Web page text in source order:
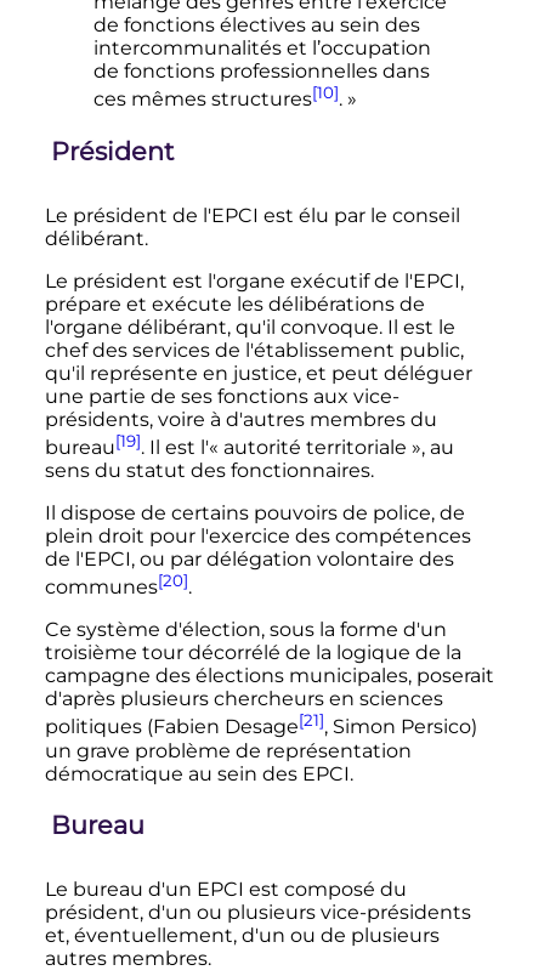
de fonctions électives au sein des
intercommunalités et l’occupation
de fonctions professionnelles dans
ces mêmes structures[10]. »
Président
Le président de l'EPCI est élu par le conseil
délibérant.
Le président est l'organe exécutif de l'EPCI,
prépare et exécute les délibérations de
l'organe délibérant, qu'il convoque. Il est le
chef des services de l'établissement public,
qu'il représente en justice, et peut déléguer
une partie de ses fonctions aux vice-
présidents, voire à d'autres membres du
bureau[19]. Il est l'« autorité territoriale », au
sens du statut des fonctionnaires.
Il dispose de certains pouvoirs de police, de
plein droit pour l'exercice des compétences
de l'EPCI, ou par délégation volontaire des
communes[20].
Ce système d'élection, sous la forme d'un
troisième tour décorrélé de la logique de la
campagne des élections municipales, poserait
d'après plusieurs chercheurs en sciences
politiques (Fabien Desage[21], Simon Persico)
un grave problème de représentation
démocratique au sein des EPCI.
Bureau
Le bureau d'un EPCI est composé du
président, d'un ou plusieurs vice-présidents
et, éventuellement, d'un ou de plusieurs
autres membres.